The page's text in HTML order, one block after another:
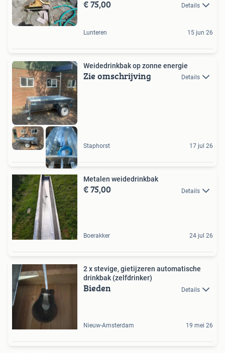
€ 75,00 Details
Lunteren 15 jun 26
Weidedrinkbak op zonne energie
Zie omschrijving Details
Staphorst 17 jul 26
Metalen weidedrinkbak
€ 75,00 Details
Boerakker 24 jul 26
2 x stevige, gietijzeren automatische
drinkbak (zelfdrinker)
Bieden Details
Nieuw-Amsterdam 19 mei 26